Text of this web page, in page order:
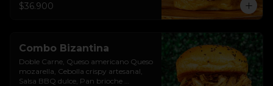
$36.900
Combo Bizantina
Doble Carne, Queso americano Queso
mozarella, Cebolla crispy artesanal,
Salsa BBQ dulce, Pan brioche